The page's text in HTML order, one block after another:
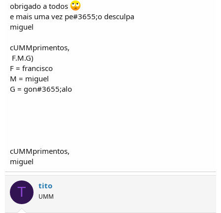
obrigado a todos
e mais uma vez pe#3655;o desculpa
miguel
cUMMprimentos,
F.M.G)
F = francisco
M = miguel
G = gon#3655;alo
cUMMprimentos,
miguel
T tito
UMM